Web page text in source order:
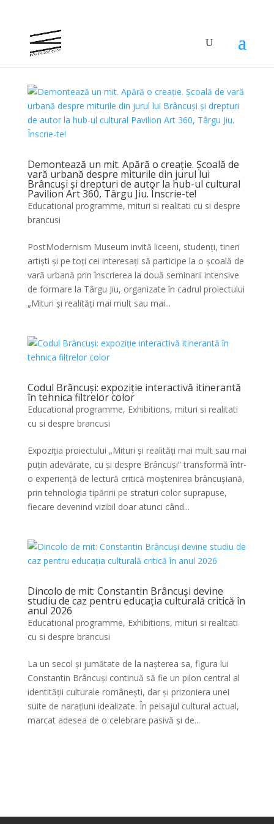
Demontează un mit. Apără o creație. Școală de
vară urbană despre miturile din jurul lui
Brâncuși și drepturi de autor la hub-ul cultural
Pavilion Art 360, Târgu Jiu. Înscrie-te!
Educational programme, mituri si realitati cu si despre
brancusi
PostModernism Museum invită liceeni, studenți, tineri
artiști și pe toți cei interesați să participe la o școală de
vară urbană prin înscrierea la două seminarii intensive
de formare la Târgu Jiu, organizate în cadrul proiectului
„Mituri și realități mai mult sau mai...
Codul Brâncuși: expoziție interactivă itinerantă
în tehnica filtrelor color
Educational programme, Exhibitions, mituri si realitati
cu si despre brancusi
Expoziția proiectului „Mituri și realități mai mult sau mai
puțin adevărate, cu și despre Brâncuși” transformă într-
o experiență de lectură critică moștenirea brâncușiană,
prin tehnologia tipăririi pe straturi color suprapuse,
fiecare devenind vizibil doar atunci când...
Dincolo de mit: Constantin Brâncuși devine
studiu de caz pentru educația culturală critică în
anul 2026
Educational programme, Exhibitions, mituri si realitati
cu si despre brancusi
La un secol și jumătate de la nașterea sa, figura lui
Constantin Brâncuși continuă să fie un pilon central al
identității culturale românești, dar și prizoniera unei
suite de narațiuni idealizate. În peisajul cultural actual,
marcat adesea de o celebrare pasivă și de...